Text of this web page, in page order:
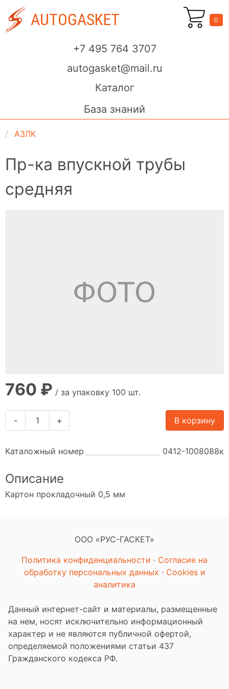
AUTOGASKET
+7 495 764 3707
autogasket@mail.ru
Каталог
База знаний
0
АЗЛК
Пр-ка впускной трубы
средняя
760 ₽ / за упаковку 100 шт.
- + В корзину
Каталожный номер 0412-1008088к
Описание
Картон прокладочный 0,5 мм
ООО «РУС-ГАСКЕТ»
Политика конфиденциальности · Согласие на
обработку персональных данных · Cookies и
аналитика
Данный интернет-сайт и материалы, размещенные
на нем, носят исключительно информационный
характер и не являются публичной офертой,
определяемой положениями статьи 437
Гражданского кодекса РФ.